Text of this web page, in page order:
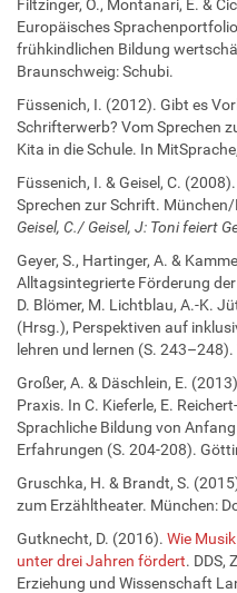
Filtzinger, O., Montanari, E. &
Europäisches
frühkindlichen Bildung
Braunschweig: Schubi.
Füssenich, I. (2012). Gibt es
Schrifterwerb? Vom Sprechen
Kita in die Schule. In
Füssenich, I. & Geisel, C.
Sprechen zur Schrift.
Geisel, C./ Geisel, J: Toni feiert
Geyer, S., Hartinger, A. &
Alltagsintegrierte Förderung
D. Blömer, M. Lichtblau, A.-K.
(Hrsg.), Perspektiven auf
lehren und lernen (S.
Großer, A. & Däschlein, E.
Praxis. In C. Kieferle, E.
Sprachliche Bildung von
Erfahrungen (S. 204-208).
Gruschka, H. & Brandt, S.
zum Erzähltheater. München:
Gutknecht, D. (2016). Wie
unter drei Jahren fördert. DDS,
Erziehung und Wissenschaft